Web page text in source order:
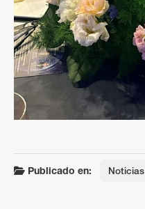
Publicado en: Noticias